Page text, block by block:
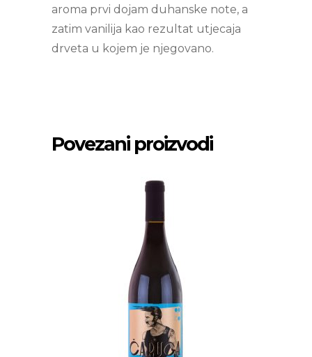
aroma prvi dojam duhanske note, a
zatim vanilija kao rezultat utjecaja
drveta u kojem je njegovano.
Povezani proizvodi